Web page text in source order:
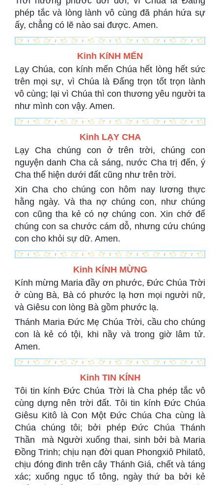
phép tắc và lòng lành vô cùng đã phán hứa sự
ấy, chẳng có lẽ nào sai được. Amen.
Kinh KíNH MẾN
Lạy Chúa, con kính mến Chúa hết lòng hết sức
trên mọi sự, vì Chúa là Đấng trọn tốt trọn lành
vô cùng; lại vì Chúa thì con thương yêu người ta
như mình con vậy. Amen.
Kinh LẠY CHA
Lạy Cha chúng con ở trên trời, chúng con
nguyện danh Cha cả sáng, nước Cha trị đến, ý
Cha thể hiện dưới đất cũng như trên trời.
Xin Cha cho chúng con hôm nay lương thực
hằng ngày. Và tha nợ chúng con, như chúng
con cũng tha kẻ có nợ chúng con. Xin chớ để
chúng con sa chước cám dỗ, nhưng cứu chúng
con cho khỏi sự dữ. Amen.
Kinh KÍNH MỪNG
Kính mừng Maria đầy ơn phước, Đức Chúa Trời
ở cùng Bà, Bà có phước lạ hơn mọi người nữ,
và Giêsu con lòng Bà gồm phước lạ.
Thánh Maria Đức Mẹ Chúa Trời, cầu cho chúng
con là kẻ có tội, khi nầy và trong giờ lâm tử.
Amen.
Kinh TIN KÍNH
Tôi tin kính Đức Chúa Trời là Cha phép tắc vô
cùng dựng nên trời đất. Tôi tin kính Đức Chúa
Giêsu Kitô là Con Một Đức Chúa Cha cùng là
Chúa chúng tôi; bởi phép Đức Chúa Thánh
Thần mà Người xuống thai, sinh bởi bà Maria
Đồng Trinh; chịu nạn đời quan Phongxiô Philatô,
chịu đóng đinh trên cây Thánh Giá, chết và táng
xác; xuống ngục tổ tông, ngày thứ ba bởi kẻ